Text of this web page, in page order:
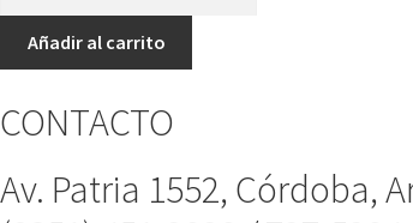
cantidad
8x40
+
CORONA
cantidad
Añadir al carrito
CONTACTO
Av. Patria 1552, Córdoba,